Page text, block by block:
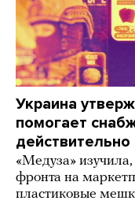
Украина
помогает
действительно
«Медуза»
фронта на
пластиковые